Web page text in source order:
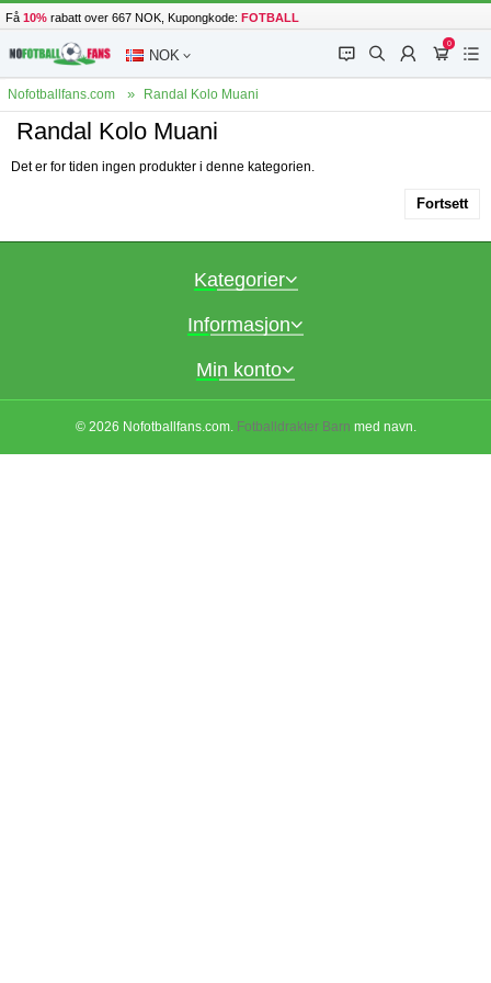
Få 10% rabatt over 667 NOK, Kupongkode: FOTBALL
NOK 󰂱 󰂨 󰃳
0
󰃦 󰃖
Nofotballfans.com Randal Kolo Muani
Randal Kolo Muani
Det er for tiden ingen produkter i denne kategorien.
Fortsett
Kategorier
Informasjon
Min konto
© 2026 Nofotballfans.com. Fotballdrakter Barn med navn.